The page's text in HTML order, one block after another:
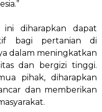
diharapkan dapat
bagi pertanian di
dalam meningkatkan
dan bergizi tinggi.
pihak, diharapkan
dan memberikan